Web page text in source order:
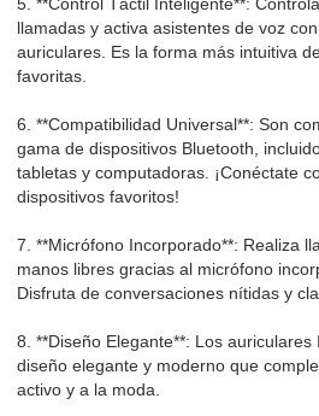
llamadas y activa asistentes de voz
auriculares. Es la forma más intuitiva
favoritas.
6. **Compatibilidad Universal**: Son
gama de dispositivos Bluetooth,
tabletas y computadoras. ¡Conéctate
dispositivos favoritos!
7. **Micrófono Incorporado**: Realiza
manos libres gracias al micrófono
Disfruta de conversaciones nítidas y
8. **Diseño Elegante**: Los
diseño elegante y moderno que
activo y a la moda.